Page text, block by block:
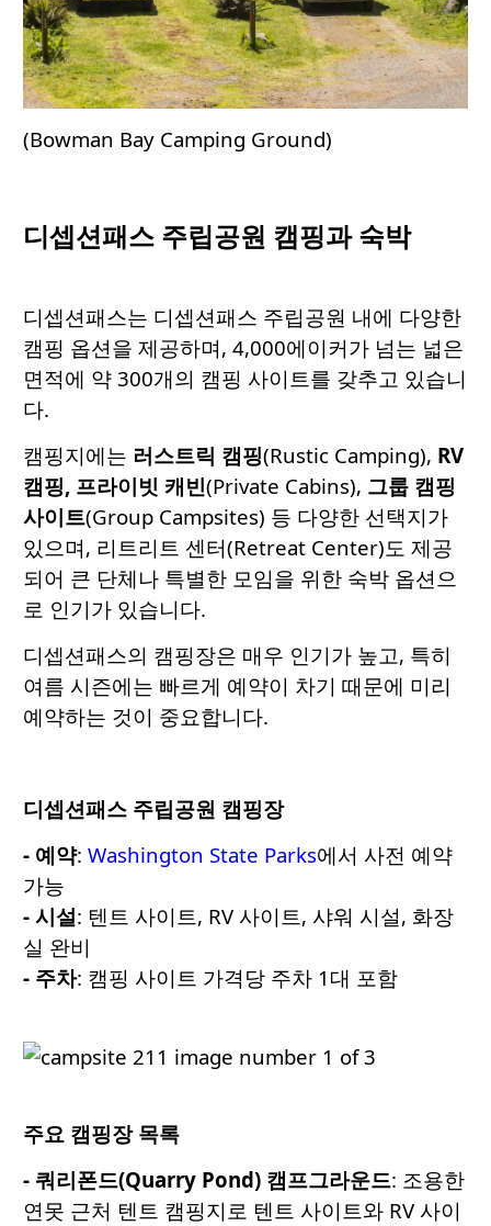
(Bowman Bay Camping Ground)
디셉션패스 주립공원 캠핑과 숙박
디셉션패스는 디셉션패스 주립공원 내에 다양한
캠핑 옵션을 제공하며, 4,000에이커가 넘는 넓은
면적에 약 300개의 캠핑 사이트를 갖추고 있습니
다.
캠핑지에는 러스트릭 캠핑(Rustic Camping), RV
캠핑, 프라이빗 캐빈(Private Cabins), 그룹 캠핑
사이트(Group Campsites) 등 다양한 선택지가
있으며, 리트리트 센터(Retreat Center)도 제공
되어 큰 단체나 특별한 모임을 위한 숙박 옵션으
로 인기가 있습니다.
디셉션패스의 캠핑장은 매우 인기가 높고, 특히
여름 시즌에는 빠르게 예약이 차기 때문에 미리
예약하는 것이 중요합니다.
디셉션패스 주립공원 캠핑장
- 예약: Washington State Parks에서 사전 예약
가능
- 시설: 텐트 사이트, RV 사이트, 샤워 시설, 화장
실 완비
- 주차: 캠핑 사이트 가격당 주차 1대 포함
주요 캠핑장 목록
- 쿼리폰드(Quarry Pond) 캠프그라운드: 조용한
연못 근처 텐트 캠핑지로 텐트 사이트와 RV 사이